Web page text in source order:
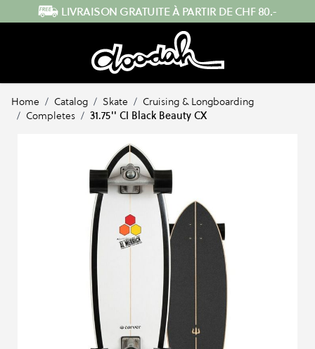
Skip to Content ENVOI RAPIDE DEPUIS LA SUISSE
Home / Catalog / Skate / Cruising & Longboarding
/ Completes / 31.75'' CI Black Beauty CX